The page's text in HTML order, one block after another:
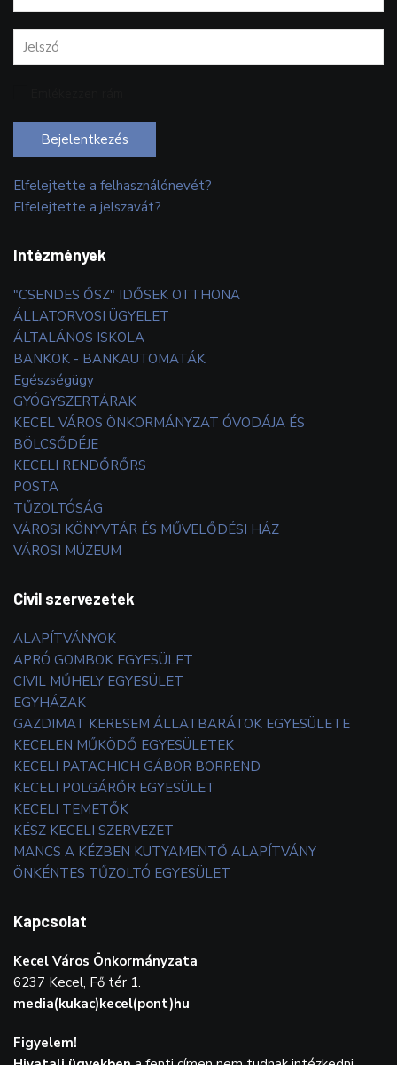
Bejelentkezés
Elfelejtette a felhasználónevét?
Elfelejtette a jelszavát?
Intézmények
"CSENDES ŐSZ" IDŐSEK OTTHONA
ÁLLATORVOSI ÜGYELET
ÁLTALÁNOS ISKOLA
BANKOK - BANKAUTOMATÁK
Egészségügy
GYÓGYSZERTÁRAK
KECEL VÁROS ÖNKORMÁNYZAT ÓVODÁJA ÉS
BÖLCSŐDÉJE
KECELI RENDŐRŐRS
POSTA
TŰZOLTÓSÁG
VÁROSI KÖNYVTÁR ÉS MŰVELŐDÉSI HÁZ
VÁROSI MÚZEUM
Civil szervezetek
ALAPÍTVÁNYOK
APRÓ GOMBOK EGYESÜLET
CIVIL MŰHELY EGYESÜLET
EGYHÁZAK
GAZDIMAT KERESEM ÁLLATBARÁTOK EGYESÜLETE
KECELEN MŰKÖDŐ EGYESÜLETEK
KECELI PATACHICH GÁBOR BORREND
KECELI POLGÁRŐR EGYESÜLET
KECELI TEMETŐK
KÉSZ KECELI SZERVEZET
MANCS A KÉZBEN KUTYAMENTŐ ALAPÍTVÁNY
ÖNKÉNTES TŰZOLTÓ EGYESÜLET
Kapcsolat
Kecel Város Önkormányzata
6237 Kecel, Fő tér 1.
media(kukac)kecel(pont)hu
Figyelem!